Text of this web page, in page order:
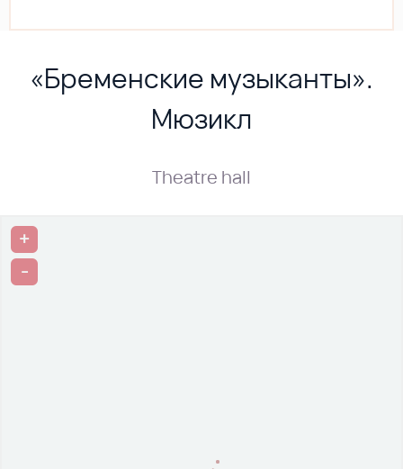
«Бременские музыканты».
Мюзикл
Theatre hall
+
-